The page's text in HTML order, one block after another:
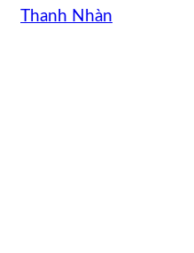
Thanh Nhàn